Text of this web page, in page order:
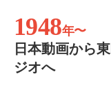
1948年〜
日本動画から
ジオへ